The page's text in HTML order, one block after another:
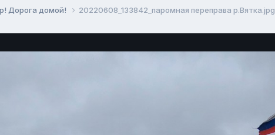
Дорога домой! 20220608_133842_паромная переправа р.Вятка.jpg